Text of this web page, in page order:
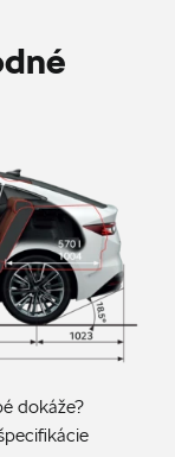
dokáže?